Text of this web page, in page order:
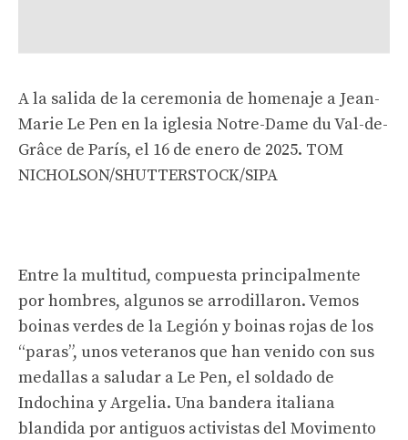
A la salida de la ceremonia de homenaje a Jean-
Marie Le Pen en la iglesia Notre-Dame du Val-de-
Grâce de París, el 16 de enero de 2025. TOM
NICHOLSON/SHUTTERSTOCK/SIPA
Entre la multitud, compuesta principalmente
por hombres, algunos se arrodillaron. Vemos
boinas verdes de la Legión y boinas rojas de los
“paras”, unos veteranos que han venido con sus
medallas a saludar a Le Pen, el soldado de
Indochina y Argelia. Una bandera italiana
blandida por antiguos activistas del Movimento